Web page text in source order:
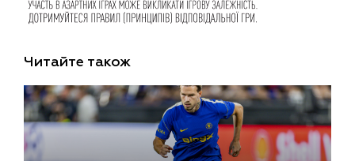
Читайте також